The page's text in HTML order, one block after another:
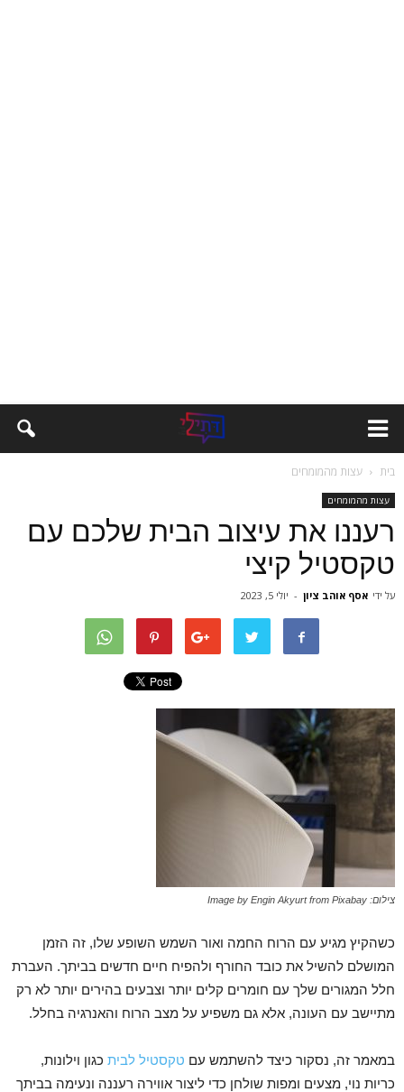
בית עצות מהמומחים
עצות מהמומחים
רעננו את עיצוב הבית שלכם עם
טקסטיל קיצי
על ידי אסף אוהב ציון - יולי 5, 2023
צילום: Image by Engin Akyurt from Pixabay
כשהקיץ מגיע עם הרוח החמה ואור השמש השופע שלו, זה הזמן
המושלם להשיל את כובד החורף ולהפיח חיים חדשים בביתך. העברת
חלל המגורים שלך עם חומרים קלים יותר וצבעים בהירים יותר לא רק
מתיישב עם העונה, אלא גם משפיע על מצב הרוח והאנרגיה בחלל.
במאמר זה, נסקור כיצד להשתמש עם טקסטיל לבית כגון וילונות,
כריות נוי, מצעים ומפות שולחן כדי ליצור אווירה רעננה ונעימה בביתך